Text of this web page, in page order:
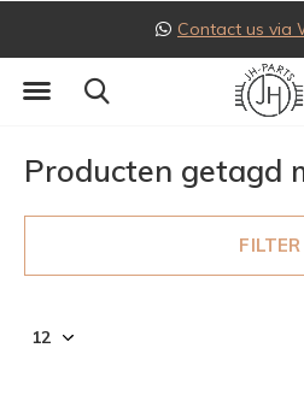
Contact us via
Producten getagd
FILTER